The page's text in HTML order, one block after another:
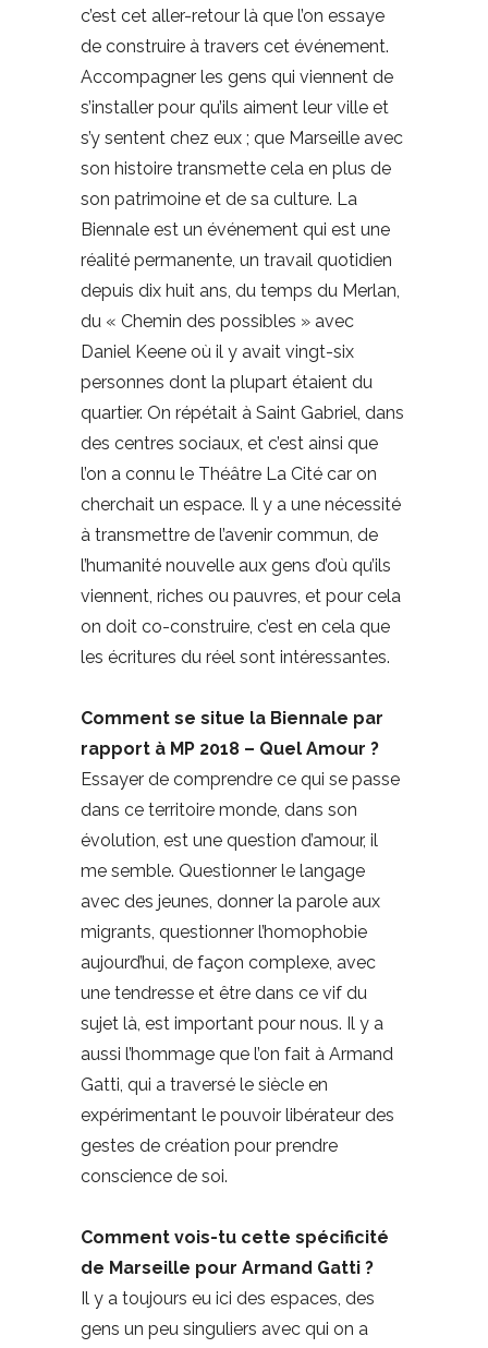
c’est cet aller-retour là que l’on essaye
de construire à travers cet événement.
Accompagner les gens qui viennent de
s’installer pour qu’ils aiment leur ville et
s’y sentent chez eux ; que Marseille avec
son histoire transmette cela en plus de
son patrimoine et de sa culture. La
Biennale est un événement qui est une
réalité permanente, un travail quotidien
depuis dix huit ans, du temps du Merlan,
du « Chemin des possibles » avec
Daniel Keene où il y avait vingt-six
personnes dont la plupart étaient du
quartier. On répétait à Saint Gabriel, dans
des centres sociaux, et c’est ainsi que
l’on a connu le Théâtre La Cité car on
cherchait un espace. Il y a une nécessité
à transmettre de l’avenir commun, de
l’humanité nouvelle aux gens d’où qu’ils
viennent, riches ou pauvres, et pour cela
on doit co-construire, c’est en cela que
les écritures du réel sont intéressantes.
Comment se situe la Biennale par
rapport à MP 2018 – Quel Amour ?
Essayer de comprendre ce qui se passe
dans ce territoire monde, dans son
évolution, est une question d’amour, il
me semble. Questionner le langage
avec des jeunes, donner la parole aux
migrants, questionner l’homophobie
aujourd’hui, de façon complexe, avec
une tendresse et être dans ce vif du
sujet là, est important pour nous. Il y a
aussi l’hommage que l’on fait à Armand
Gatti, qui a traversé le siècle en
expérimentant le pouvoir libérateur des
gestes de création pour prendre
conscience de soi.
Comment vois-tu cette spécificité
de Marseille pour Armand Gatti ?
Il y a toujours eu ici des espaces, des
gens un peu singuliers avec qui on a